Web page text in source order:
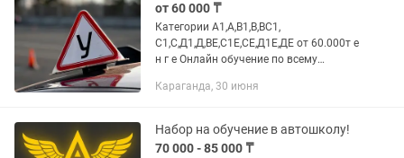
от 60 000 ₸
Категории А1,А,В1,В,ВС1,
С1,С,Д1,Д,ВЕ,С1Е,СЕ,Д1Е,ДЕ от 60.000т е
н г е Онлайн обучение по всему
50.000 т е н г е 📢Перевозка опасных
Караганда, 30 июня
Набор на обучение в автошколу!
70 000 - 85 000 ₸